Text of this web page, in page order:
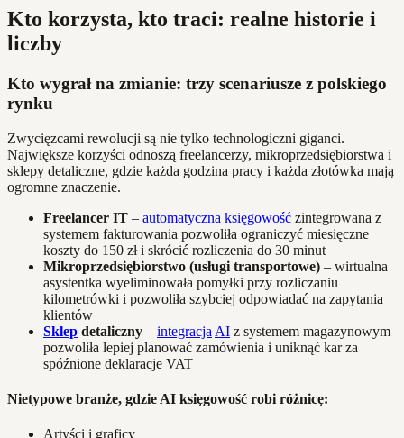
Kto korzysta, kto traci: realne historie i
liczby
Kto wygrał na zmianie: trzy scenariusze z polskiego
rynku
Zwycięzcami rewolucji są nie tylko technologiczni giganci.
Największe korzyści odnoszą freelancerzy, mikroprzedsiębiorstwa i
sklepy detaliczne, gdzie każda godzina pracy i każda złotówka mają
ogromne znaczenie.
Freelancer IT – automatyczna księgowość zintegrowana z
systemem fakturowania pozwoliła ograniczyć miesięczne
koszty do 150 zł i skrócić rozliczenia do 30 minut
Mikroprzedsiębiorstwo (usługi transportowe) – wirtualna
asystentka wyeliminowała pomyłki przy rozliczaniu
kilometrówki i pozwoliła szybciej odpowiadać na zapytania
klientów
Sklep detaliczny – integracja AI z systemem magazynowym
pozwoliła lepiej planować zamówienia i uniknąć kar za
spóźnione deklaracje VAT
Nietypowe branże, gdzie AI księgowość robi różnicę:
Artyści i graficy